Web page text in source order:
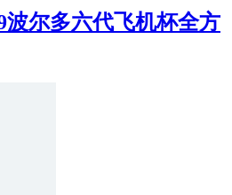
波尔多六代飞机杯全方